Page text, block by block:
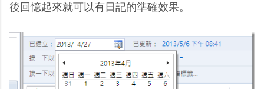
後回憶起來就可以有日記的準確效果。